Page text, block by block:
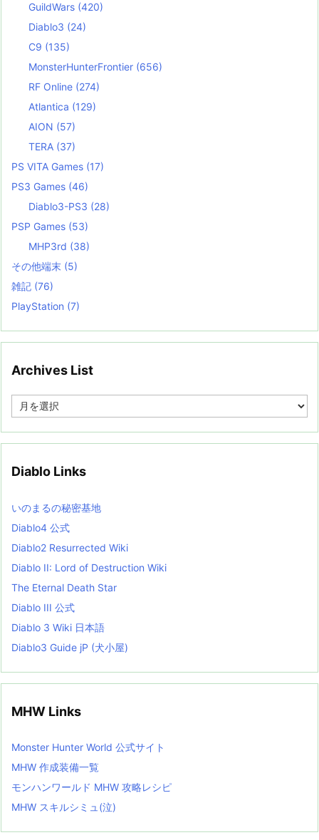
GuildWars (420)
Diablo3 (24)
C9 (135)
MonsterHunterFrontier (656)
RF Online (274)
Atlantica (129)
AION (57)
TERA (37)
PS VITA Games (17)
PS3 Games (46)
Diablo3-PS3 (28)
PSP Games (53)
MHP3rd (38)
その他端末 (5)
雑記 (76)
PlayStation (7)
Archives List
e
i
s
t
Diablo Links
いのまるの秘密基地
Diablo4 公式
Diablo2 Resurrected Wiki
Diablo II: Lord of Destruction Wiki
The Eternal Death Star
Diablo III 公式
Diablo 3 Wiki 日本語
Diablo3 Guide jP (犬小屋)
MHW Links
Monster Hunter World 公式サイト
MHW 作成装備一覧
モンハンワールド MHW 攻略レシピ
MHW スキルシミュ(泣)